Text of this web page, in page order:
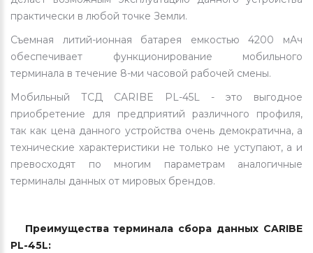
практически в любой точке Земли.
Съемная литий-ионная батарея емкостью 4200 мАч
обеспечивает функционирование мобильного
терминала в течение 8-ми часовой рабочей смены.
Мобильный ТСД CARIBE PL-45L - это выгодное
приобретение для предприятий различного профиля,
так как цена данного устройства очень демократична, а
технические характеристики не только не уступают, а и
превосходят по многим параметрам аналогичные
терминалы данных от мировых брендов.
Преимущества терминала сбора данных CARIBE
PL-45L: